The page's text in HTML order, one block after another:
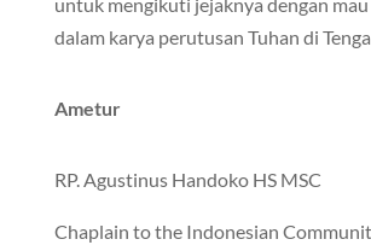
dalam karya perutusan Tuhan di
Ametur
RP. Agustinus Handoko HS MSC
Chaplain to the Indonesian